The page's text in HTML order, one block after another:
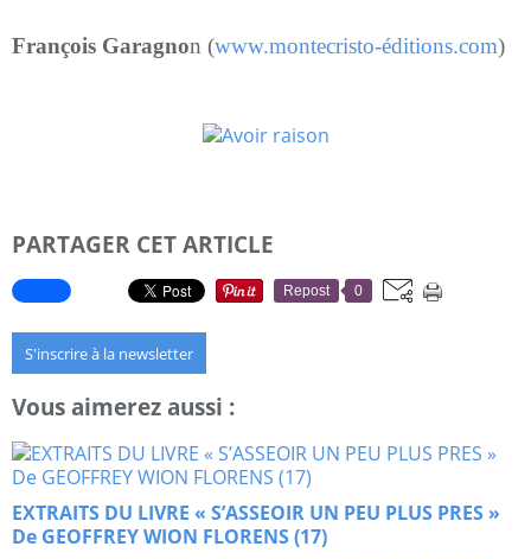
François Garagnon (www.montecristo-éditions.com)
PARTAGER CET ARTICLE
Repost 0
S'inscrire à la newsletter
Vous aimerez aussi :
EXTRAITS DU LIVRE « S’ASSEOIR UN PEU PLUS PRES »
De GEOFFREY WION FLORENS (17)